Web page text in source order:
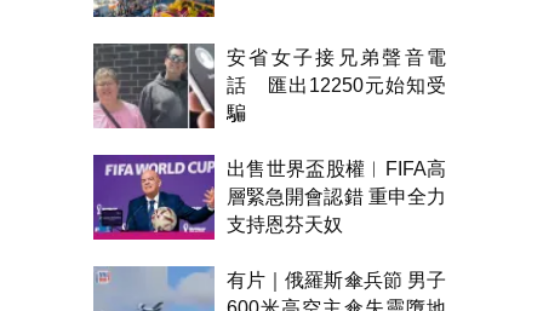
安省女子接兄弟聲音電
話 匯出12250元始知受
騙
出售世界盃股權︱FIFA高
層緊急開會認錯 重申全力
支持恩芬天奴
有片｜俄羅斯傘兵節 男子